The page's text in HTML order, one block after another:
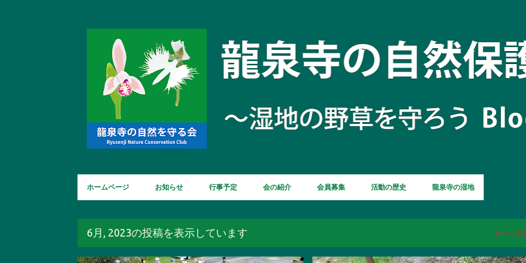
ホームページ お知らせ 行事予定 会の紹介 会員募集 活動の歴史 龍泉寺の湿地
6月, 2023の投稿を表示しています すべて表